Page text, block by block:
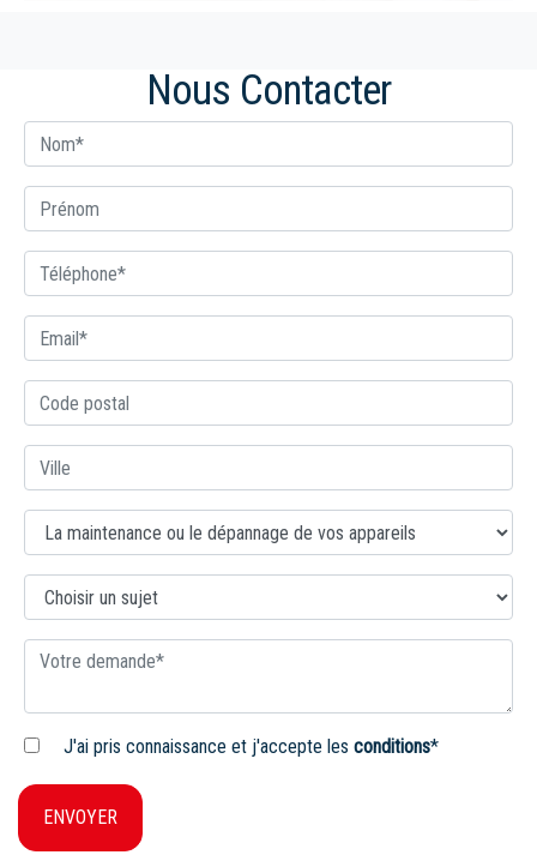
Nous Contacter
J'ai pris connaissance et j'accepte les conditions*
ENVOYER